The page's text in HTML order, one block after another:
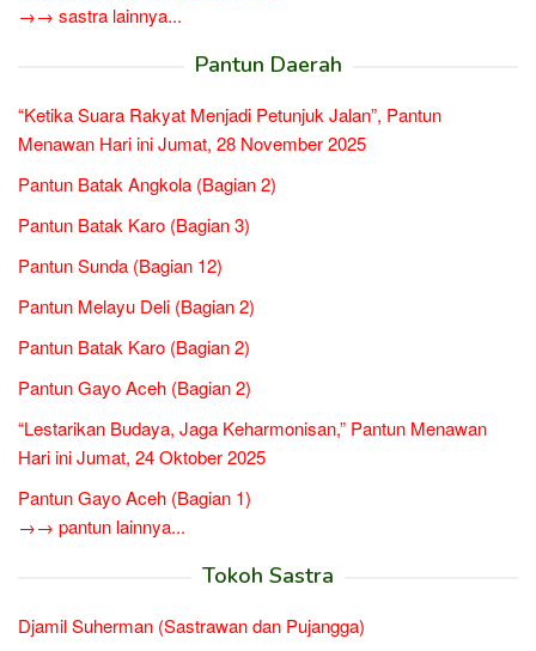
→→ sastra lainnya...
Pantun Daerah
“Ketika Suara Rakyat Menjadi Petunjuk Jalan”, Pantun
Menawan Hari ini Jumat, 28 November 2025
Pantun Batak Angkola (Bagian 2)
Pantun Batak Karo (Bagian 3)
Pantun Sunda (Bagian 12)
Pantun Melayu Deli (Bagian 2)
Pantun Batak Karo (Bagian 2)
Pantun Gayo Aceh (Bagian 2)
“Lestarikan Budaya, Jaga Keharmonisan,” Pantun Menawan
Hari ini Jumat, 24 Oktober 2025
Pantun Gayo Aceh (Bagian 1)
→→ pantun lainnya...
Tokoh Sastra
Djamil Suherman (Sastrawan dan Pujangga)